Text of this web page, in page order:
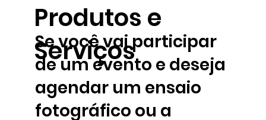
Se você vai participar
de um evento e deseja
agendar um ensaio
fotográfico ou a
Produtos e
Serviços